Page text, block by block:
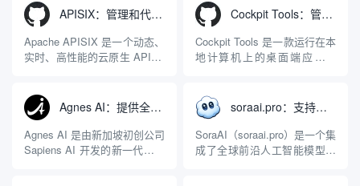
APISIX：管理和代理API及大模型流量的高性能网关
Apache APISIX 是一个动态、
实时、高性能的云原生 API 网
LuaJIT 构建，并在 2019 年作
为顶级开源项目捐赠给
Apache 软件基金会。APISIX
彻底摒...
Cockpit Tools：管理多个AI编程IDE账号与配置多开独立实例的本地桌面应用
Cockpit Tools 是一款运行在本
地计算机上的桌面端应用程
程助手的账号与运行环境而设
计。它目前支持包括
Antigravity IDE、Codex、
GitHub Copilo...
Agnes AI：提供全模态模型免费API、支持图文视频生成与复杂工程执行的智能体平台
Agnes AI 是由新加坡初创公司
Sapiens AI 开发的新一代多模
soraai.pro：支持多模型文字转视频和图像生成的在线创作工具
SoraAI（soraai.pro）是一个集
成了全球前沿人工智能模型的